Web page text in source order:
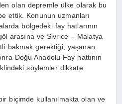
olan depremle ülke olarak bu
ettik. Konunun uzmanları
bölgedeki fay hatlarının
arasına ve Sivrice – Malatya
bakmak gerektiği, yaşanan
Doğu Anadolu Fay hattının
söylemler dikkate
biçimde kullanılmakta olan ve